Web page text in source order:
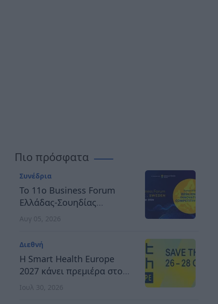
Πιο πρόσφατα
Συνέδρια
Το 11ο Business Forum
Ελλάδας-Σουηδίας
αναδεικνύει τον δρόμο
καινοτόμο και
ανταγωνιστική Ευρώπη
Αυγ 05, 2026
Διεθνή
H Smart Health Europe
2027 κάνει πρεμιέρα στο
Βερολίνο, στις 26 έως 28
Ιουλ 30, 2026